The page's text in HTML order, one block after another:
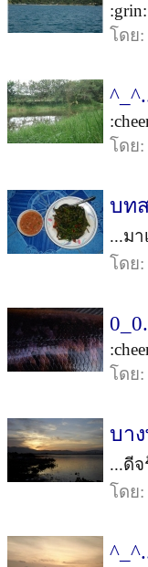
โดย:
โดย:
บท
...มา
โดย:
โดย:
บา
...ดีจ
โดย: